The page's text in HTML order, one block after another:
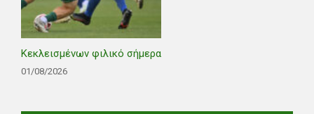
Κεκλεισμένων φιλικό σήμερα
01/08/2026